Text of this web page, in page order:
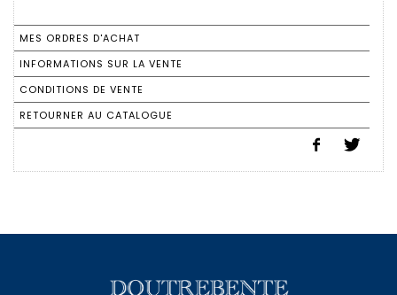
MES ORDRES D'ACHAT
INFORMATIONS SUR LA VENTE
CONDITIONS DE VENTE
RETOURNER AU CATALOGUE